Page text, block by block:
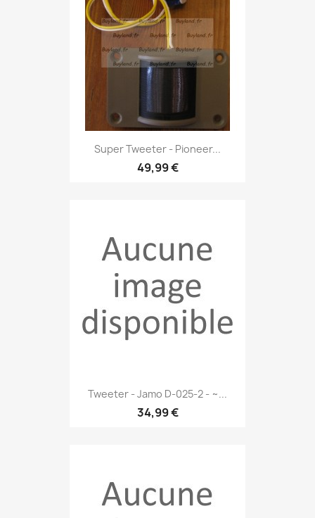
Super Tweeter - Pioneer...
49,99 €
Tweeter - Jamo D-025-2 - ~...
34,99 €